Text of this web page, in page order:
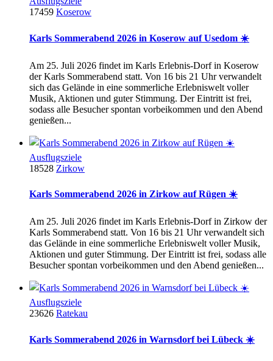
17459 Koserow
Karls Sommerabend 2026 in Koserow auf Usedom ☀️
Am 25. Juli 2026 findet im Karls Erlebnis-Dorf in Koserow
der Karls Sommerabend statt. Von 16 bis 21 Uhr verwandelt
sich das Gelände in eine sommerliche Erlebniswelt voller
Musik, Aktionen und guter Stimmung. Der Eintritt ist frei,
sodass alle Besucher spontan vorbeikommen und den Abend
genießen...
Ausflugsziele
18528 Zirkow
Karls Sommerabend 2026 in Zirkow auf Rügen ☀️
Am 25. Juli 2026 findet im Karls Erlebnis-Dorf in Zirkow der
Karls Sommerabend statt. Von 16 bis 21 Uhr verwandelt sich
das Gelände in eine sommerliche Erlebniswelt voller Musik,
Aktionen und guter Stimmung. Der Eintritt ist frei, sodass alle
Besucher spontan vorbeikommen und den Abend genießen...
Ausflugsziele
23626 Ratekau
Karls Sommerabend 2026 in Warnsdorf bei Lübeck ☀️